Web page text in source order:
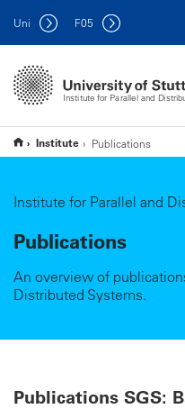
Institute for Parallel and
Uni F05
Institute Publications
Institute for Parallel and
Publications
An overview of
Distributed Systems.
Publications SGS: